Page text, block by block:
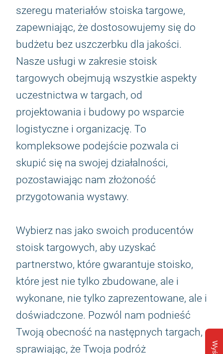
szeregu materiałów stoiska targowe,
zapewniając, że dostosowujemy się do
budżetu bez uszczerbku dla jakości.
Nasze usługi w zakresie stoisk
targowych obejmują wszystkie aspekty
uczestnictwa w targach, od
projektowania i budowy po wsparcie
logistyczne i organizację. To
kompleksowe podejście pozwala ci
skupić się na swojej działalności,
pozostawiając nam złożoność
przygotowania wystawy.
Wybierz nas jako swoich producentów
stoisk targowych, aby uzyskać
partnerstwo, które gwarantuje stoisko,
które jest nie tylko zbudowane, ale i
wykonane, nie tylko zaprezentowane, ale i
doświadczone. Pozwól nam podnieść
Twoją obecność na następnych targach,
sprawiając, że Twoja podróż